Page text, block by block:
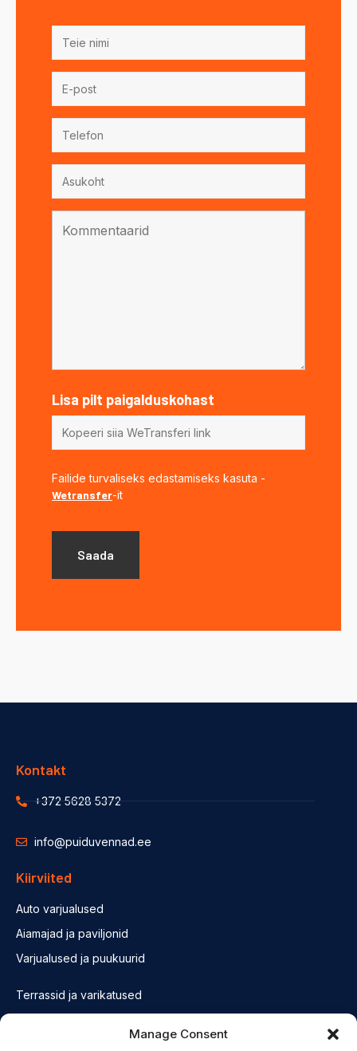
Manage Consent
Lisa pilt paigalduskohast
Failide turvaliseks edastamiseks kasuta -
Wetransfer-it
Kontakt
+372 5628 5372
info@puiduvennad.ee
Kiirviited
Auto varjualused
Aiamajad ja paviljonid
Varjualused ja puukuurid
Terrassid ja varikatused